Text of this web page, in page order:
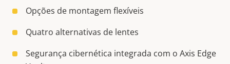
Opções de montagem flexíveis
Quatro alternativas de lentes
Segurança cibernética integrada com o Axis Edge